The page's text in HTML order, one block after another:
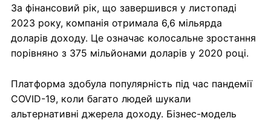
За фінансовий рік, що завершився у листопаді
2023 року, компанія отримала 6,6 мільярда
доларів доходу. Це означає колосальне зростання
порівняно з 375 мільйонами доларів у 2020 році.
Платформа здобула популярність під час пандемії
COVID-19, коли багато людей шукали
альтернативні джерела доходу. Бізнес-модель